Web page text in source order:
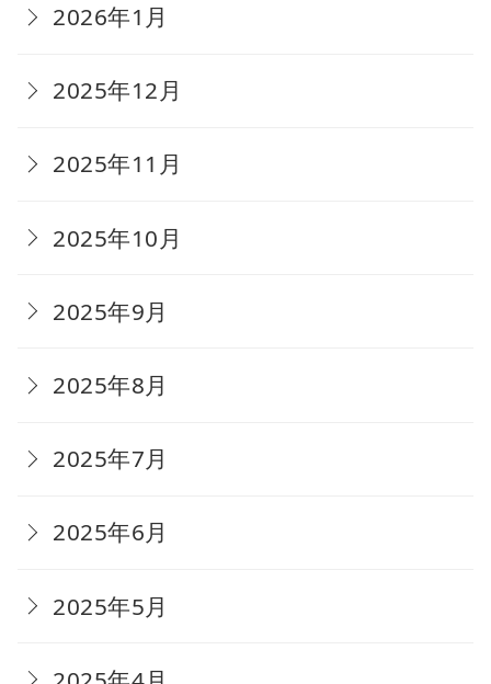
2026年1月
2025年12月
2025年11月
2025年10月
2025年9月
2025年8月
2025年7月
2025年6月
2025年5月